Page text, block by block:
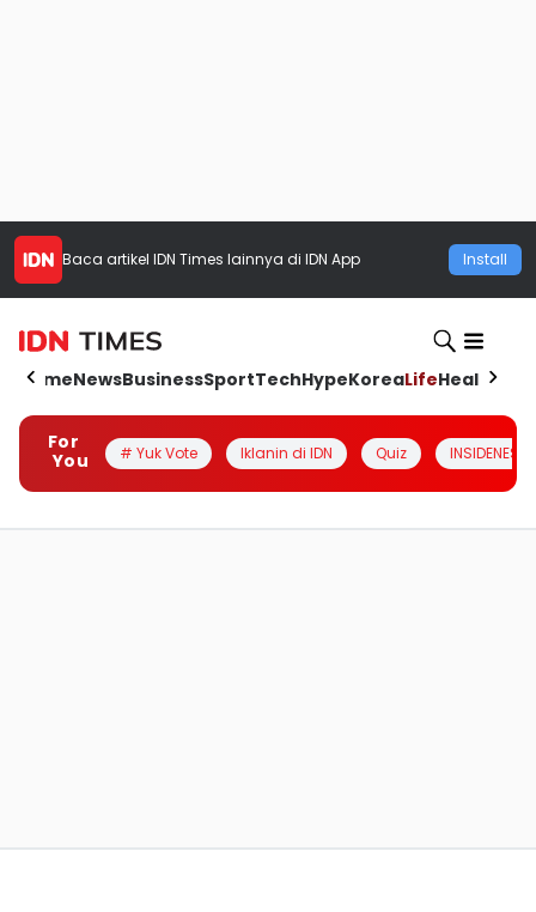
Baca artikel IDN Times lainnya di IDN App Install
HomeNewsBusinessSportTechHypeKoreaLifeHealth
For
You
# Yuk Vote Iklanin di IDN Quiz INSIDENESIA